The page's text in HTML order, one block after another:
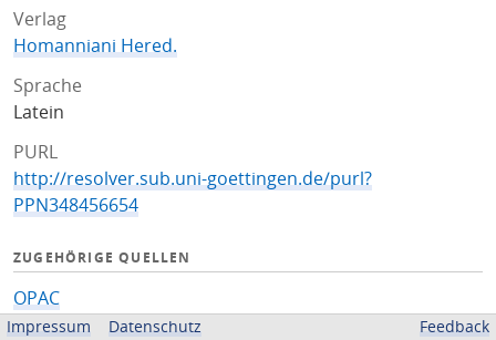
Verlag
Homanniani Hered.
Sprache
Latein
PURL
http://resolver.sub.uni-goettingen.de/purl?
PPN348456654
ZUGEHÖRIGE QUELLEN
OPAC
Impressum Datenschutz Feedback